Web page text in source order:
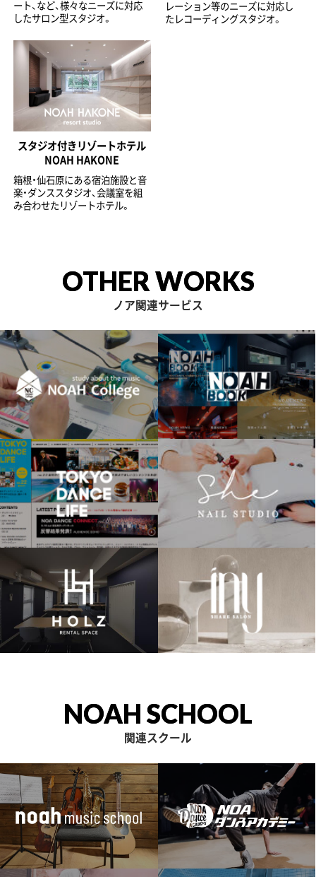
ート、など、様々なニーズに対応
したサロン型スタジオ。
レーション等のニーズに対応し
たレコーディングスタジオ。
スタジオ付きリゾートホテル
NOAH HAKONE
箱根・仙石原にある宿泊施設と音
楽・ダンススタジオ、会議室を組
み合わせたリゾートホテル。
OTHER WORKS
ノア関連サービス
NOAH SCHOOL
関連スクール